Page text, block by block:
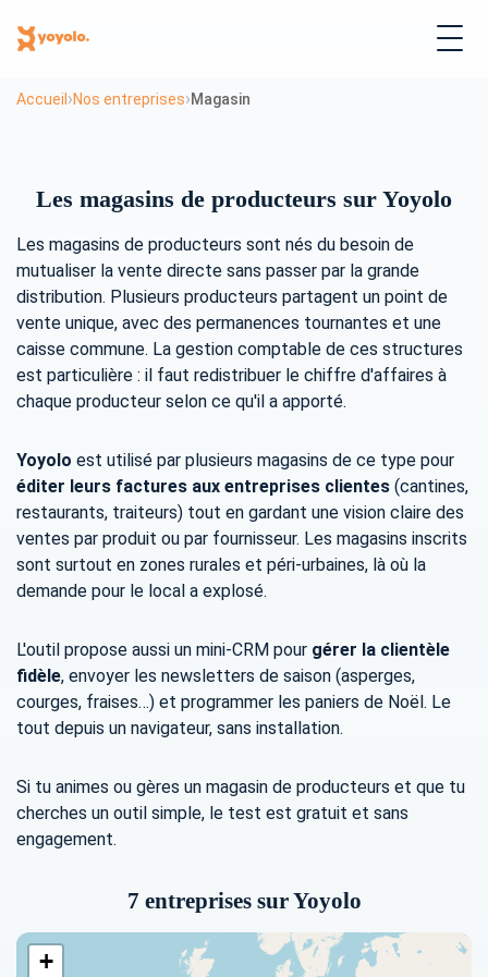
Accueil ›Nos entreprises›Magasin
Les magasins de producteurs sur Yoyolo
Les magasins de producteurs sont nés du besoin de
mutualiser la vente directe sans passer par la grande
distribution. Plusieurs producteurs partagent un point de
vente unique, avec des permanences tournantes et une
caisse commune. La gestion comptable de ces structures
est particulière : il faut redistribuer le chiffre d'affaires à
chaque producteur selon ce qu'il a apporté.
Yoyolo est utilisé par plusieurs magasins de ce type pour
éditer leurs factures aux entreprises clientes (cantines,
restaurants, traiteurs) tout en gardant une vision claire des
ventes par produit ou par fournisseur. Les magasins inscrits
sont surtout en zones rurales et péri-urbaines, là où la
demande pour le local a explosé.
L'outil propose aussi un mini-CRM pour gérer la clientèle
fidèle, envoyer les newsletters de saison (asperges,
courges, fraises…) et programmer les paniers de Noël. Le
tout depuis un navigateur, sans installation.
Si tu animes ou gères un magasin de producteurs et que tu
cherches un outil simple, le test est gratuit et sans
engagement.
7 entreprises sur Yoyolo
+